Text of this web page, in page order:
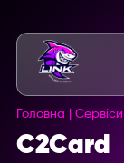
Головна Сервіси
C2Card